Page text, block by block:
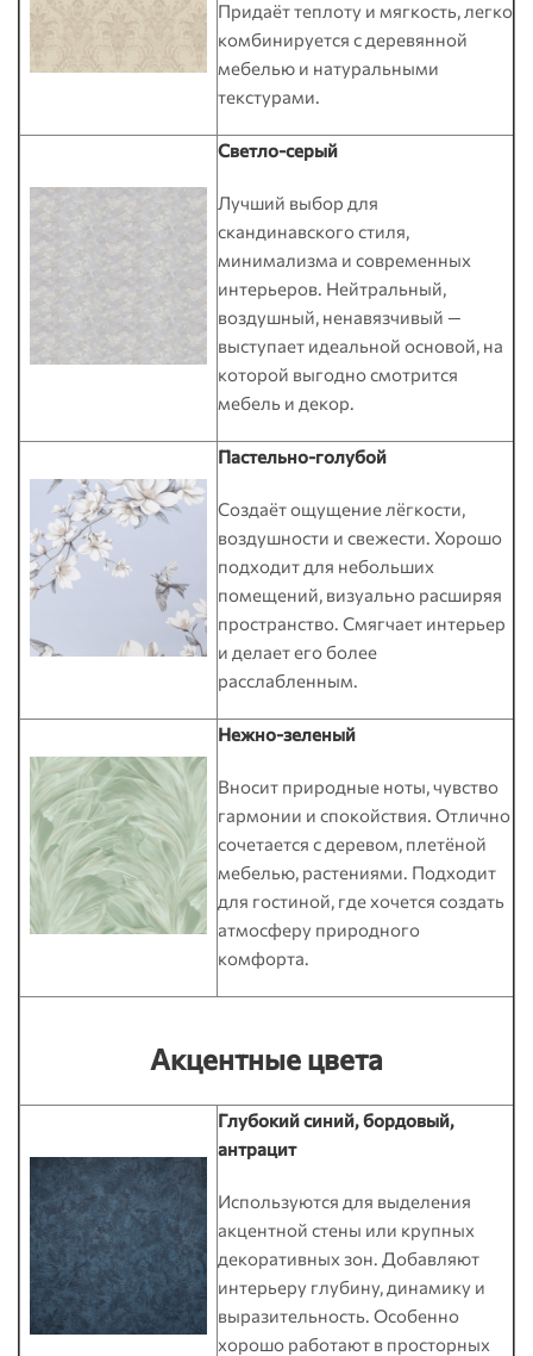
Придаёт теплоту и мягкость, легко
комбинируется с деревянной
мебелью и натуральными
текстурами.
Светло-серый
Лучший выбор для
скандинавского стиля,
минимализма и современных
интерьеров. Нейтральный,
воздушный, ненавязчивый —
выступает идеальной основой, на
которой выгодно смотрится
мебель и декор.
Пастельно-голубой
Создаёт ощущение лёгкости,
воздушности и свежести. Хорошо
подходит для небольших
помещений, визуально расширяя
пространство. Смягчает интерьер
и делает его более
расслабленным.
Нежно-зеленый
Вносит природные ноты, чувство
гармонии и спокойствия. Отлично
сочетается с деревом, плетёной
мебелью, растениями. Подходит
для гостиной, где хочется создать
атмосферу природного
комфорта.
Акцентные цвета
Глубокий синий, бордовый,
антрацит
Используются для выделения
акцентной стены или крупных
декоративных зон. Добавляют
интерьеру глубину, динамику и
выразительность. Особенно
хорошо работают в просторных